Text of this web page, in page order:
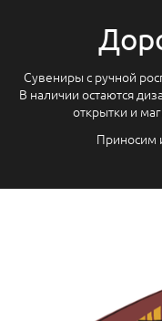
Сувениры с ручной
В наличии остаются
открытки и
Приносим